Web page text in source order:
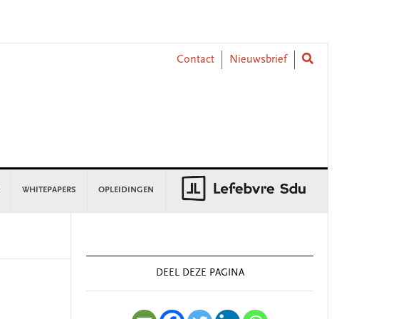
Contact
Nieuwsbrief
WHITEPAPERS OPLEIDINGEN
Sidebar
DEEL DEZE PAGINA